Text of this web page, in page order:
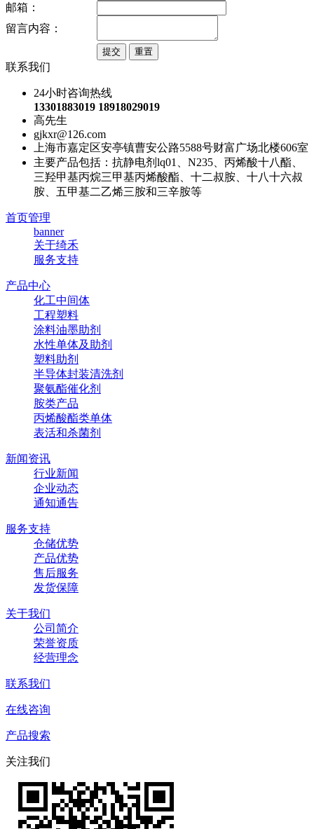
邮箱：
留言内容：
联系我们
24小时咨询热线
13301883019 18918029019
高先生
gjkxr@126.com
上海市嘉定区安亭镇曹安公路5588号财富广场北楼606室
主要产品包括：抗静电剂lq01、N235、丙烯酸十八酯、
三羟甲基丙烷三甲基丙烯酸酯、十二叔胺、十八十六叔
胺、五甲基二乙烯三胺和三辛胺等
首页管理
banner
关于绮禾
服务支持
产品中心
化工中间体
工程塑料
涂料油墨助剂
水性单体及助剂
塑料助剂
半导体封装清洗剂
聚氨酯催化剂
胺类产品
丙烯酸酯类单体
表活和杀菌剂
新闻资讯
行业新闻
企业动态
通知通告
服务支持
仓储优势
产品优势
售后服务
发货保障
关于我们
公司简介
荣誉资质
经营理念
联系我们
在线咨询
产品搜索
关注我们